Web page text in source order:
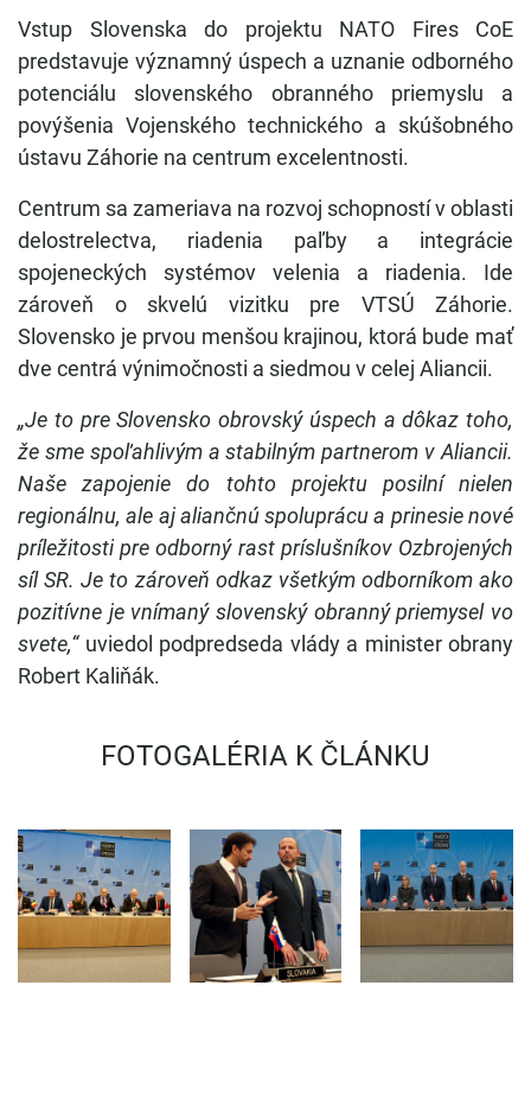
Vstup Slovenska do projektu NATO Fires CoE
predstavuje významný úspech a uznanie odborného
potenciálu slovenského obranného priemyslu a
povýšenia Vojenského technického a skúšobného
ústavu Záhorie na centrum excelentnosti.
Centrum sa zameriava na rozvoj schopností v oblasti
delostrelectva, riadenia paľby a integrácie
spojeneckých systémov velenia a riadenia. Ide
zároveň o skvelú vizitku pre VTSÚ Záhorie.
Slovensko je prvou menšou krajinou, ktorá bude mať
dve centrá výnimočnosti a siedmou v celej Aliancii.
„Je to pre Slovensko obrovský úspech a dôkaz toho,
že sme spoľahlivým a stabilným partnerom v Aliancii.
Naše zapojenie do tohto projektu posilní nielen
regionálnu, ale aj aliančnú spoluprácu a prinesie nové
príležitosti pre odborný rast príslušníkov Ozbrojených
síl SR. Je to zároveň odkaz všetkým odborníkom ako
pozitívne je vnímaný slovenský obranný priemysel vo
svete,“uviedol podpredseda vlády a minister obrany
Robert Kaliňák.
FOTOGALÉRIA K ČLÁNKU